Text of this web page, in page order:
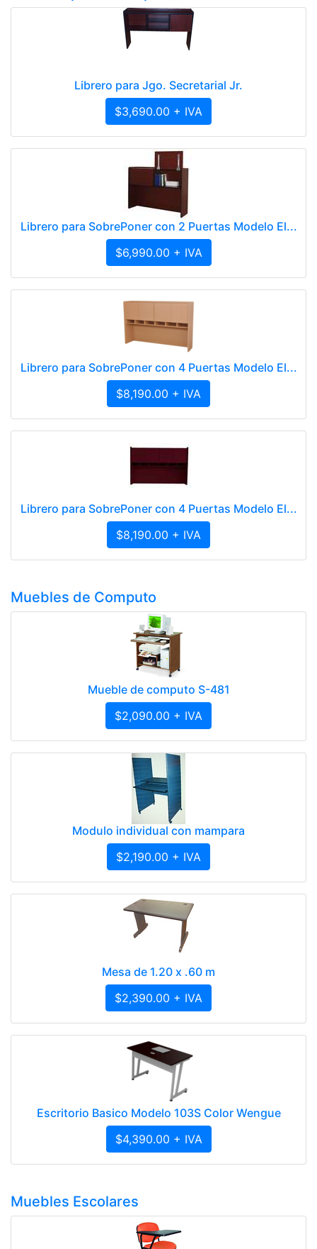
Librero para Jgo. Secretarial Jr.
$3,690.00 + IVA
Librero para SobrePoner con 2 Puertas Modelo El...
$6,990.00 + IVA
Librero para SobrePoner con 4 Puertas Modelo El...
$8,190.00 + IVA
Librero para SobrePoner con 4 Puertas Modelo El...
$8,190.00 + IVA
Muebles de Computo
Mueble de computo S-481
$2,090.00 + IVA
Modulo individual con mampara
$2,190.00 + IVA
Mesa de 1.20 x .60 m
$2,390.00 + IVA
Escritorio Basico Modelo 103S Color Wengue
$4,390.00 + IVA
Muebles Escolares